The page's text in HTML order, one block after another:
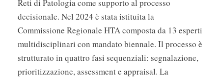
Reti di Patologia come supporto al processo
decisionale. Nel 2024 è stata istituita la
Commissione Regionale HTA composta da 13 esperti
multidisciplinari con mandato biennale. Il processo è
strutturato in quattro fasi sequenziali: segnalazione,
prioritizzazione, assessment e appraisal. La